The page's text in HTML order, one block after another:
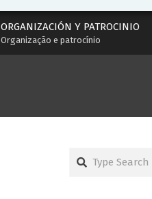
ORGANIZACIÓN Y PATROCINIO
Organização e patrocínio
Search